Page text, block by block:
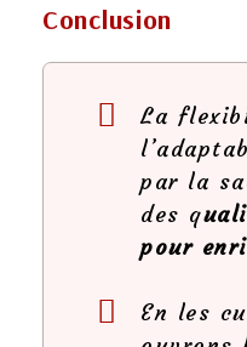
Conclusion
La
par la
des q
pour
En les